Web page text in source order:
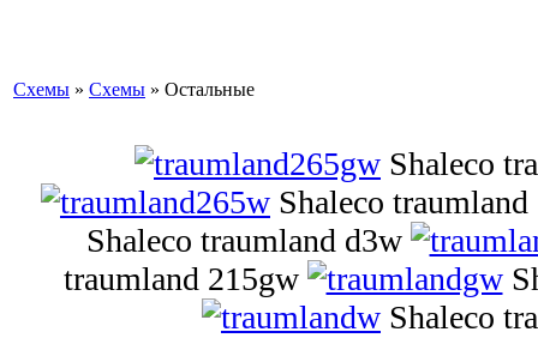
Схемы » Схемы » Остальные
Shaleco
Shaleco
Shaleco traumland d3w
traumland 215gw
Shaleco